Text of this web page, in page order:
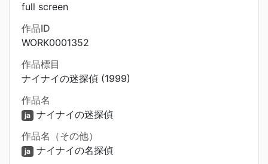
full screen
作品ID
WORK0001352
作品標目
ナイナイの迷探偵 (1999)
作品名
ja ナイナイの迷探偵
作品名（その他）
ja ナイナイの名探偵